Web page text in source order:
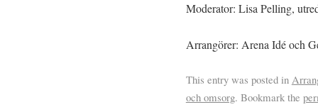
Moderator: Lisa Pelling,
Arrangörer: Arena Idé och
This entry was posted in
och omsorg. Bookmark the